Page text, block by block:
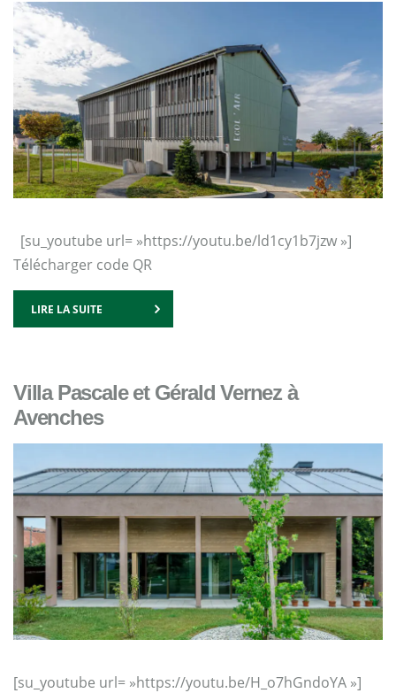
[su_youtube url= »https://youtu.be/ld1cy1b7jzw »]
Télécharger code QR
LIRE LA SUITE
Villa Pascale et Gérald Vernez à
Avenches
[su_youtube url= »https://youtu.be/H_o7hGndoYA »]